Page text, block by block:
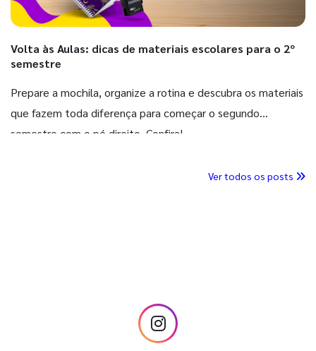
Volta às Aulas: dicas de materiais escolares para o 2º
semestre
Prepare a mochila, organize a rotina e descubra os materiais
que fazem toda diferença para começar o segundo
semestre com o pé direito. Confira!
Ver todos os posts